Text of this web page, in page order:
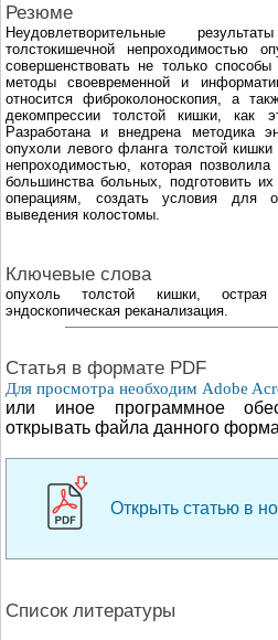
Резюме
Неудовлетворительные
толстокишечной непроходимостью
совершенствовать не только
методы своевременной и
относится фиброколоноскопия, а
декомпрессии толстой кишки, как
Разработана и внедрена методика
опухоли левого фланга толстой
непроходимостью, которая
большинства больных, подготовить
операциям, создать условия для
выведения колостомы.
Ключевые слова
опухоль толстой кишки, острая
эндоскопическая реканализация.
Cтатья в формате PDF
Для просмотра необходим Adobe
или иное программное
открывать файла данного
Открыть статью в
Список литературы